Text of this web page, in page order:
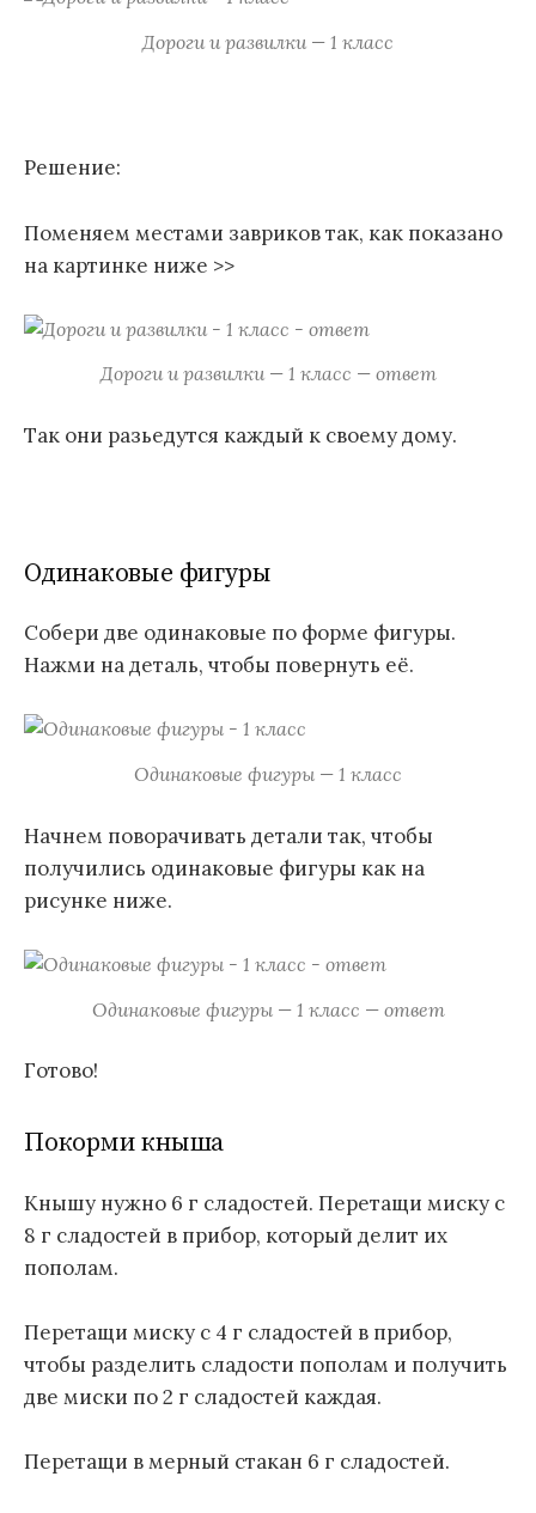
Дороги и развилки — 1 класс
Решение:
Поменяем местами завриков так, как показано
на картинке ниже >>
Дороги и развилки — 1 класс — ответ
Так они разьедутся каждый к своему дому.
Одинаковые фигуры
Собери две одинаковые по форме фигуры.
Нажми на деталь, чтобы повернуть её.
Одинаковые фигуры — 1 класс
Начнем поворачивать детали так, чтобы
получились одинаковые фигуры как на
рисунке ниже.
Одинаковые фигуры — 1 класс — ответ
Готово!
Покорми кныша
Кнышу нужно 6 г сладостей. Перетащи миску с
8 г сладостей в прибор, который делит их
пополам.
Перетащи миску с 4 г сладостей в прибор,
чтобы разделить сладости пополам и получить
две миски по 2 г сладостей каждая.
Перетащи в мерный стакан 6 г сладостей.